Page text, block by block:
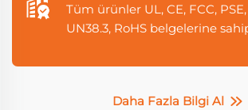
Tüm ürünler UL, CE, FCC, PSE,
UN38.3, RoHS belgelerine
Daha Fazla Bilgi Al